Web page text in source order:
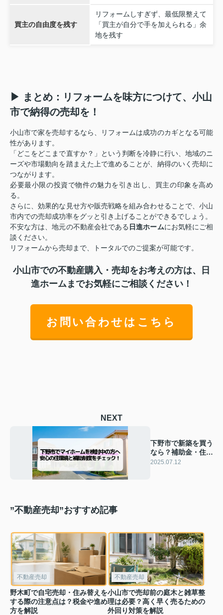
買主の自由度を残す
リフォームしすぎず、最低限整えて
「買主が自分で手を加えられる」余
地を残す
▶ まとめ：リフォームを味方につけて、小山
市で納得の売却を！
小山市で家を売却するなら、リフォームは成功のカギとなる可能
性があります。
「どこをどこまで直すか？」という判断を冷静に行い、地域のニ
ーズや市場動向を踏まえた上で進めることが、納得のいく売却に
つながります。
必要最小限の投資で物件の魅力を引き出し、買主の印象を高め
る。
さらに、効果的な見せ方や販売戦略を組み合わせることで、小山
市内での売却成功率をグッと引き上げることができるでしょう。
不安な方は、地元の不動産会社である 日進ホームにお気軽にご相
談ください。
リフォームから売却まで、トータルでのご提案が可能です。
小山市での不動産購入・売却をお考えの方は、日
進ホームまでお気軽にご相談ください！
お問い合わせはこちら
NEXT
下野市で新築を買う
なら？補助金・住環
境・購入のポイント
2025.07.12
”不動産売却”おすすめ記事
不動産売却
野木町で自宅売却・住み替えを
する際の注意点は？税金や進め
方を解説
不動産売却
小山市で売却前の庭木と雑草整
理は必要？高く早く売るための
外回り対策を解説